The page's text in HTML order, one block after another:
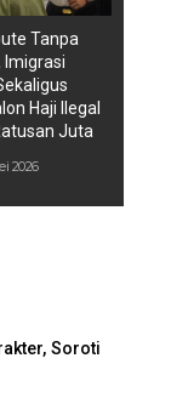
Tanpa
Imigrasi
Haji Ilegal
Juta
2026
Soroti